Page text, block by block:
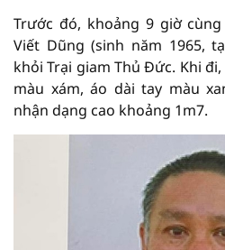
Trước đó, khoảng 9 giờ
Viết Dũng (sinh năm 1965,
khỏi Trại giam Thủ Đức. Khi
màu xám, áo dài tay màu
nhận dạng cao khoảng 1m7.